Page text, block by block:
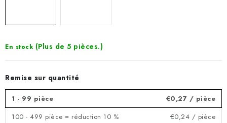
En stock (Plus de 5 pièces.)
Remise sur quantité
1 - 99 pièce €0,27 / pièce
100 - 499 pièce = réduction 10 %
€0,24 / pièce